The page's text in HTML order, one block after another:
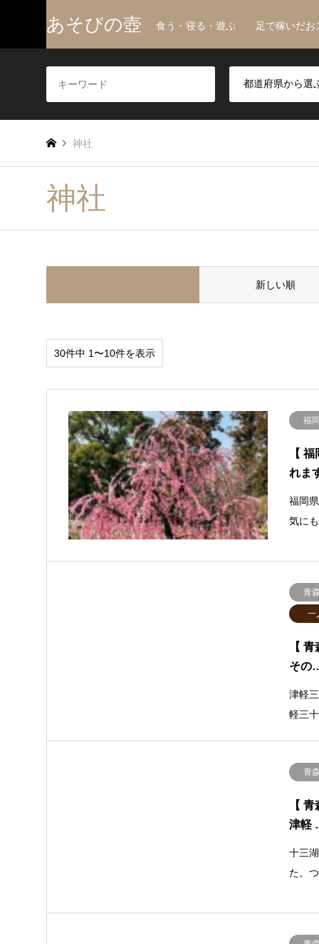
あそびの壺 食う・寝る・遊ぶ 足で稼いだお
神社
神社
新しい順
30件中 1〜10件を表示
福
【
れま
福岡
気に
青
一
【
その
津軽
軽三
青
【
津軽
十三
た。